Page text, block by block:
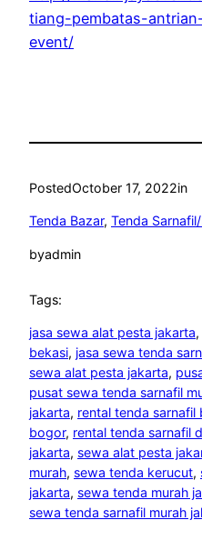
tiang-pembatas-
event/
PostedOctober 17, 2022in
Tenda Bazar, Tenda
byadmin
Tags:
jasa sewa alat pesta jakarta,
bekasi, jasa sewa tenda
sewa alat pesta jakarta,
pusat sewa tenda sarnafil
jakarta, rental tenda sarnafil
bogor, rental tenda sarnafil
jakarta, sewa alat pesta
murah, sewa tenda kerucut,
jakarta, sewa tenda murah
sewa tenda sarnafil murah